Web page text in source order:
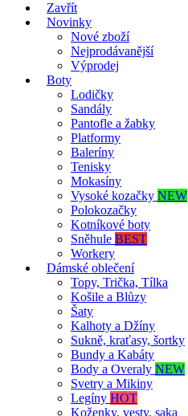
Zavřít
Novinky
Nové zboží
Nejprodávanější
Výprodej
Boty
Lodičky
Sandály
Pantofle a žabky
Platformy
Baleríny
Tenisky
Mokasíny
Vysoké kozačky NEW
Polokozačky
Kotníkové boty
Sněhule BEST
Workery
Dámské oblečení
Topy, Trička, Tílka
Košile a Blůzy
Šaty
Kalhoty a Džíny
Sukně, kraťasy, šortky
Bundy a Kabáty
Body a Overaly NEW
Svetry a Mikiny
Legíny HOT
Koženky, vesty, saka